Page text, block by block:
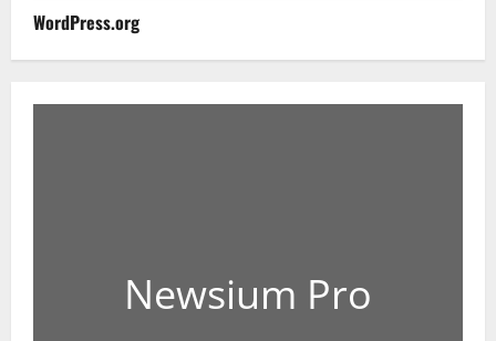
WordPress.org
Newsium Pro